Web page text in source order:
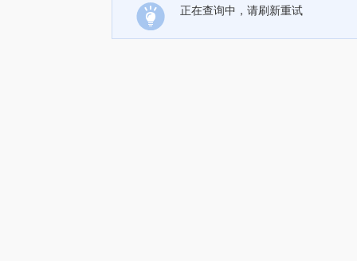
正在查询中，请刷新重试